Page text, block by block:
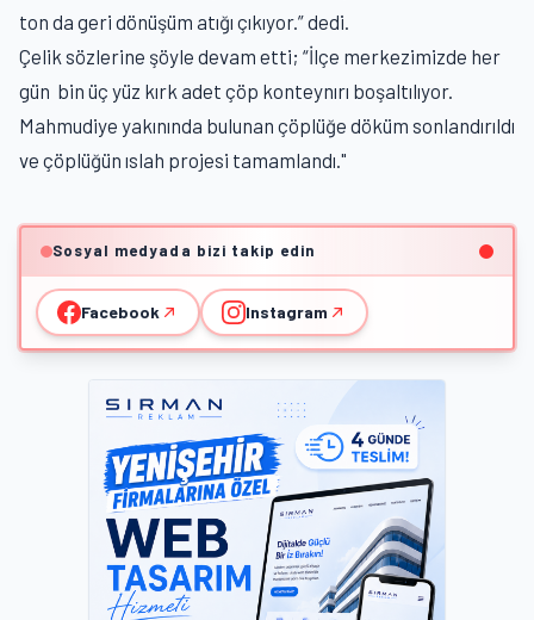
ton da geri dönüşüm atığı çıkıyor.” dedi.
Çelik sözlerine şöyle devam etti; “İlçe merkezimizde her
gün bin üç yüz kırk adet çöp konteynırı boşaltılıyor.
Mahmudiye yakınında bulunan çöplüğe döküm sonlandırıldı
ve çöplüğün ıslah projesi tamamlandı."
Sosyal medyada bizi takip edin
Facebook Instagram